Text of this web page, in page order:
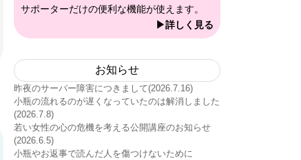
サポーターだけの便利な機能が使えます。
▶詳しく見る
お知らせ
昨夜のサーバー障害につきまして(2026.7.16)
小瓶の流れるのが遅くなっていたのは解消しました
(2026.7.8)
若い女性の心の危機を考える公開講座のお知らせ
(2026.6.5)
小瓶やお返事で読んだ人を傷つけないために